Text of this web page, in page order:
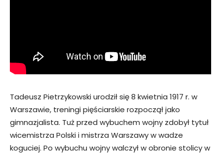
Tadeusz Pietrzykowski urodził się 8 kwietnia 1917 r. w
Warszawie, treningi pięściarskie rozpoczął jako
gimnazjalista. Tuż przed wybuchem wojny zdobył tytuł
wicemistrza Polski i mistrza Warszawy w wadze
koguciej. Po wybuchu wojny walczył w obronie stolicy w